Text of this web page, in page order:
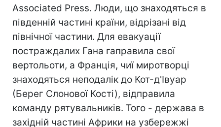
Associated Press. Люди, що знаходяться в
південній частині країни, відрізані від
північної частини. Для евакуації
постраждалих Гана гаправила свої
вертольоти, а Франція, чиї миротворці
знаходяться неподалік до Кот-д'Івуар
(Берег Слонової Кості), відправила
команду рятувальників. Того - держава в
західній частині Африки на узбережжі